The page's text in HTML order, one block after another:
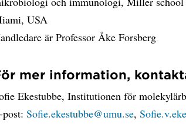
USA
är Professor Åke Forsberg
mer information,
Ekestubbe, Institutionen för
post:Sofie.ekestubbe@umu.se,